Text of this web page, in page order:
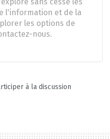
l'information et de la
les options de
nous.
à la discussion